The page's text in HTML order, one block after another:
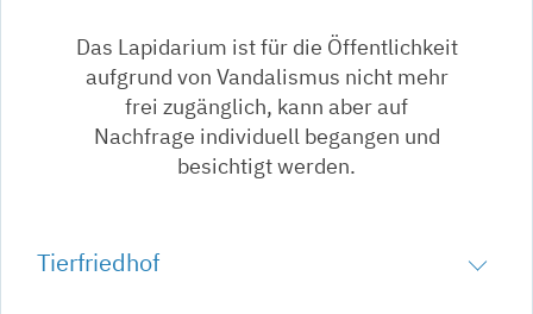
Das Lapidarium ist für die Öffentlichkeit
aufgrund von Vandalismus nicht mehr
frei zugänglich, kann aber auf
Nachfrage individuell begangen und
besichtigt werden.
Tierfriedhof